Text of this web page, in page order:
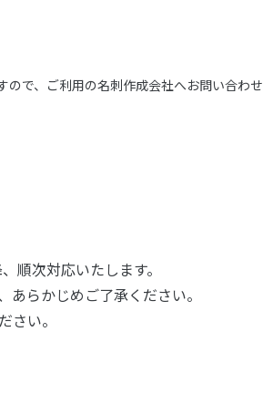
で、ご利用の名刺作成会社へお問い合わせ
順次対応いたします。
らかじめご了承ください。
さい。